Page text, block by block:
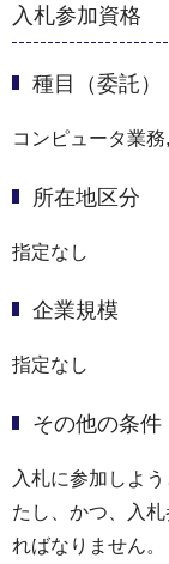
入札参加資格
種目（委託）
コンピュータ業
所在地区分
指定なし
企業規模
指定なし
その他の条件
⼊札に参加しよ
たし、かつ、⼊
ればなりません。